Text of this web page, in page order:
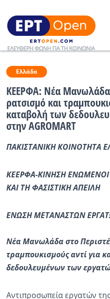
Ειδήσεις
Ελλάδα
Κοινωνία
Πολιτική
Αθλητικά
Ραδιόφωνο LIVE
Εκπομπές
Ελλάδα
ΚΕΕΡΦΑ: Νέα Μανωλάδα
ρατσισμό και
καταβολή των
στην AGROMART
ΠΑΚΙΣΤΑΝΙΚΗ ΚΟΙΝΟΤΗΤΑ
ΚΕΕΡΦΑ-ΚΙΝΗΣΗ
ΚΑΙ ΤΗ ΦΑΣΙΣΤΙΚΗ ΑΠΕΙΛΗ
ΕΝΩΣΗ ΜΕΤΑΝΑΣΤΩΝ
Νέα Μανωλάδα στο
τραμπουκισμούς αντί για
δεδουλευμένων των
Αντιπροσωπεία εργατών